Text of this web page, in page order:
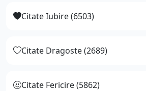
Citate Iubire (6503)
Citate Dragoste (2689)
Citate Fericire (5862)